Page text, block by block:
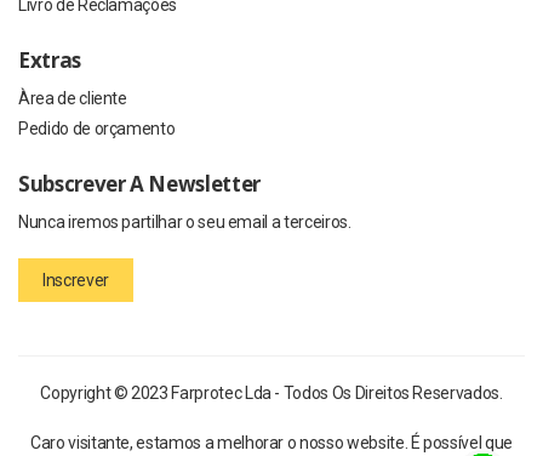
Livro de Reclamações
Extras
Àrea de cliente
Pedido de orçamento
Subscrever A Newsletter
Nunca iremos partilhar o seu email a terceiros.
Inscrever
Copyright © 2023 Farprotec Lda - Todos Os Direitos Reservados.
Caro visitante, estamos a melhorar o nosso website. É possível que